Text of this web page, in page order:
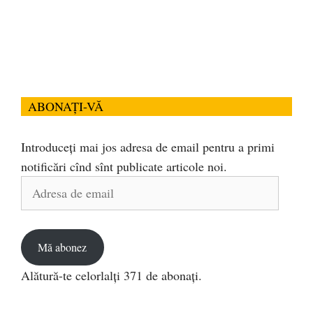
ABONAȚI-VĂ
Introduceți mai jos adresa de email pentru a primi
notificări cînd sînt publicate articole noi.
Adresa
Mă abonez
Alătură-te celorlalți 371 de abonați.